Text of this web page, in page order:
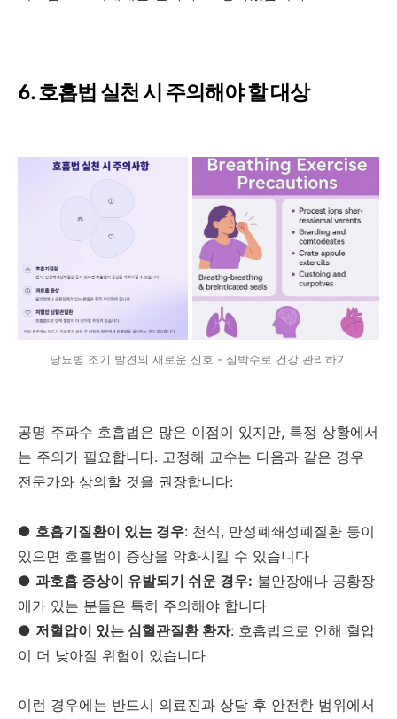
6. 호흡법 실천 시 주의해야 할 대상
당뇨병 조기 발견의 새로운 신호 - 심박수로 건강 관리하기
공명 주파수 호흡법은 많은 이점이 있지만, 특정 상황에서
는 주의가 필요합니다. 고정해 교수는 다음과 같은 경우
전문가와 상의할 것을 권장합니다:
● 호흡기질환이 있는 경우: 천식, 만성폐쇄성폐질환 등이
있으면 호흡법이 증상을 악화시킬 수 있습니다
● 과호흡 증상이 유발되기 쉬운 경우: 불안장애나 공황장
애가 있는 분들은 특히 주의해야 합니다
● 저혈압이 있는 심혈관질환 환자: 호흡법으로 인해 혈압
이 더 낮아질 위험이 있습니다
이런 경우에는 반드시 의료진과 상담 후 안전한 범위에서